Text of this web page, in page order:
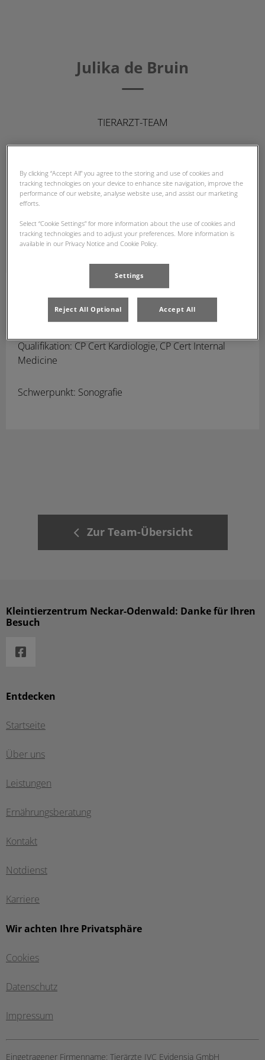
Julika de Bruin
TIERARZT-TEAM
Julika de Bruin (in Elternzeit)
Teil unseres Teams seit 2016
Qualifikation: CP Cert Kardiologie, CP Cert Internal
Medicine
Schwerpunkt: Sonografie
Zur Team-Übersicht
Entdecken
Startseite
Über uns
Leistungen
Ernährungsberatung
Kontakt
Notdienst
Karriere
Wir achten Ihre Privatsphäre
Cookies
Datenschutz
Impressum
Kleintierzentrum Neckar-Odenwald: Danke für Ihren
Besuch
Eingetragener Firmenname: Tierärzte IVC Evidensia GmbH
By clicking “Accept All” you agree to the storing and use of cookies and
tracking technologies on your device to enhance site navigation, improve the
performance of our website, analyse website use, and assist our marketing
efforts.
Select “Cookie Settings” for more information about the use of cookies and
tracking technologies and to adjust your preferences. More information is
available in our Privacy Notice and Cookie Policy.
Settings
Reject All Optional Accept All